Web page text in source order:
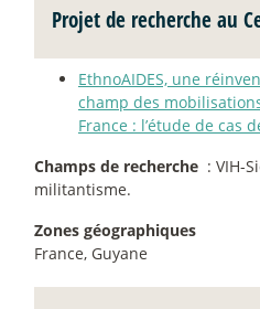
Projet de recherche au
EthnoAIDES, une
champ des
France : l’étude de cas
Champs de recherche : VIH-
militantisme.
Zones géographiques
France, Guyane